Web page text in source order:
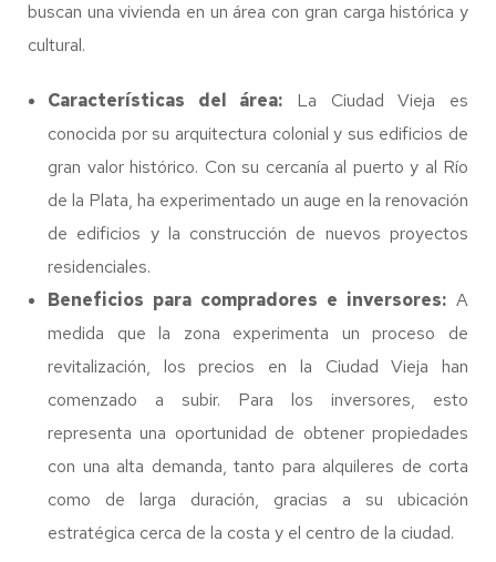
buscan una vivienda en un área con gran carga histórica y
cultural.
Características del área: La Ciudad Vieja es
conocida por su arquitectura colonial y sus edificios de
gran valor histórico. Con su cercanía al puerto y al Río
de la Plata, ha experimentado un auge en la renovación
de edificios y la construcción de nuevos proyectos
residenciales.
Beneficios para compradores e inversores: A
medida que la zona experimenta un proceso de
revitalización, los precios en la Ciudad Vieja han
comenzado a subir. Para los inversores, esto
representa una oportunidad de obtener propiedades
con una alta demanda, tanto para alquileres de corta
como de larga duración, gracias a su ubicación
estratégica cerca de la costa y el centro de la ciudad.